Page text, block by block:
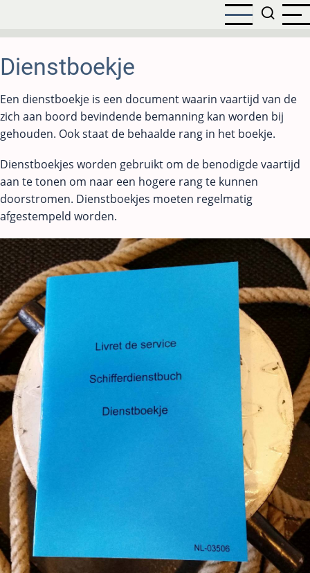
de
inhoud
gaan
Dienstboekje
Een dienstboekje is een document waarin vaartijd van de
zich aan boord bevindende bemanning kan worden bij
gehouden. Ook staat de behaalde rang in het boekje.
Dienstboekjes worden gebruikt om de benodigde vaartijd
aan te tonen om naar een hogere rang te kunnen
doorstromen. Dienstboekjes moeten regelmatig
afgestempeld worden.